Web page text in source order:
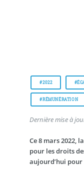
#2022
#RÉMUNÉRATION
Dernière mise à
Ce 8 mars 2022,
pour les droits
aujourd’hui